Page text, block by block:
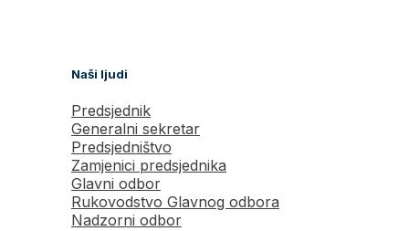
Naši ljudi
Predsjednik
Generalni sekretar
Predsjedništvo
Zamjenici predsjednika
Glavni odbor
Rukovodstvo Glavnog odbora
Nadzorni odbor